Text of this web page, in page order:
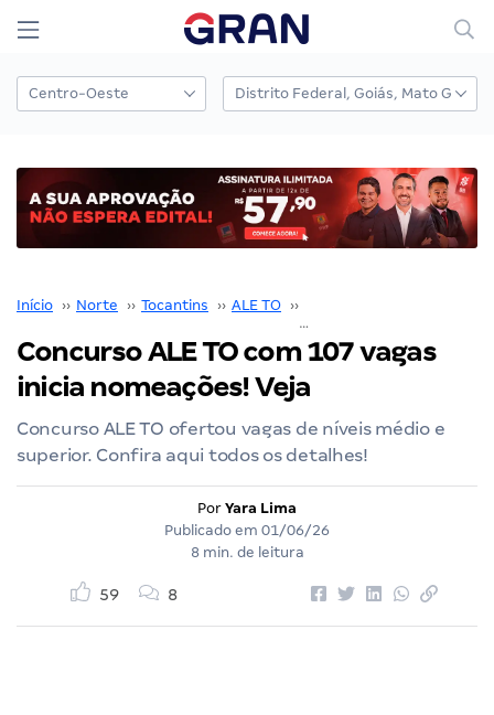
Início ›› Norte ›› Tocantins ›› ALE TO ››
Concurso ALE TO com 107 vagas
inicia nomeações! Veja
Concurso ALE TO ofertou vagas de níveis médio e
superior. Confira aqui todos os detalhes!
Por Yara Lima
Publicado em 01/06/26
8 min. de leitura
59 8